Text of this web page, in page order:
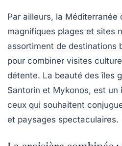
Par ailleurs, la Méditerranée
magnifiques plages et sites
assortiment de destinations
pour combiner visites
détente. La beauté des îles
Santorin et Mykonos, est un
ceux qui souhaitent
et paysages spectaculaires.